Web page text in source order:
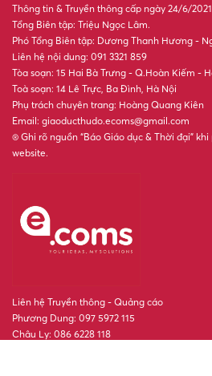
Thông tin & Truyền thông cấp ngày 24/6/2021
Tổng Biên tập: Triệu Ngọc Lâm.
Phó Tổng Biên tập: Dương Thanh Hương -
Liên hệ nội dung: 091 3321 859
Tòa soạn: 15 Hai Bà Trưng - Q.Hoàn Kiếm -
Toà soạn: 14 Lê Trực, Ba Đình, Hà Nội
Phụ trách chuyên trang: Hoàng Quang Kiên
Email: giaoducthudo.ecoms@gmail.com
® Ghi rõ nguồn “Báo Giáo dục & Thời đại”
website.
Liên hệ Truyền thông - Quảng cáo
Phương Dung: 097 5972 115
Châu Ly: 086 6228 118